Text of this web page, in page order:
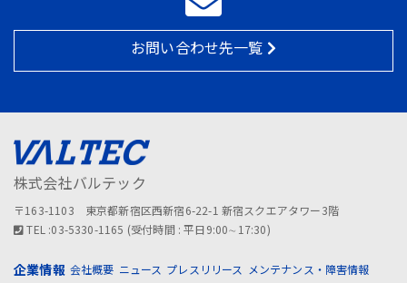
お問い合わせ先一覧
株式会社バルテック
〒163-1103 東京都新宿区西新宿6-22-1 新宿スクエアタワー3階
TEL :03-5330-1165 (受付時間 : 平日9:00∼17:30)
企業情報 会社概要 ニュース プレスリリース
メンテナンス・障害情報